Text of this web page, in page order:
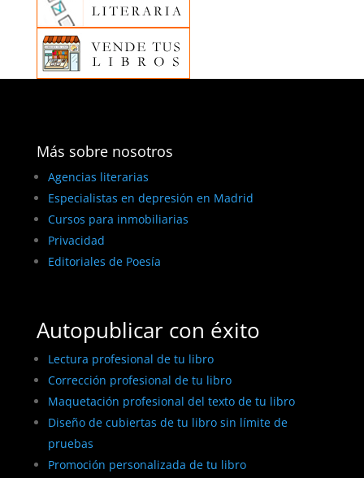
Más sobre nosotros
Agencias literarias
Especialistas en depresión en Madrid
Cursos para inmobiliarias
Privacidad
Editoriales de Poesía
Autopublicar con éxito
Lectura profesional de tu libro
Corrección profesional de tu libro
Maquetación profesional del texto de tu libro
Diseño de cubiertas de tu libro sin límite de
pruebas
Promoción personalizada de tu libro